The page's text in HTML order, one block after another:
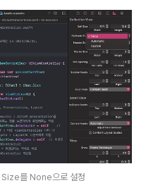
를 None으로 설정